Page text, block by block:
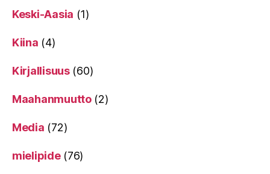
Keski-Aasia (1)
Kiina (4)
Kirjallisuus(60)
Maahanmuutto(2)
Media (72)
mielipide(76)